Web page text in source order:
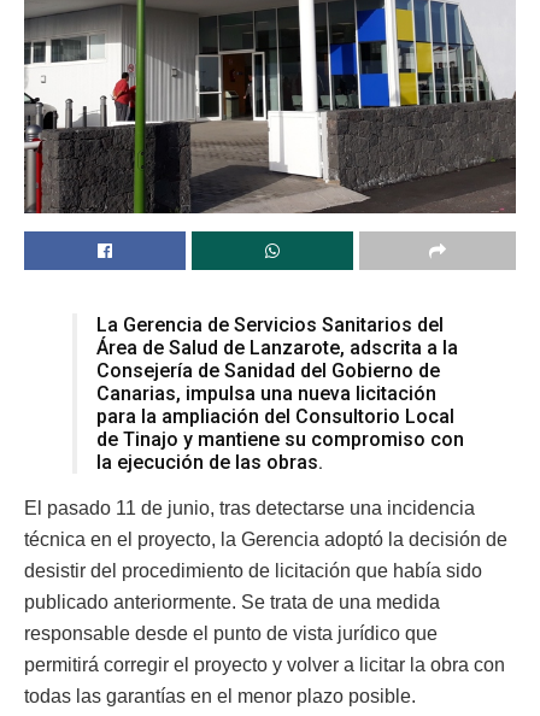
La Gerencia de Servicios Sanitarios del
Área de Salud de Lanzarote, adscrita a la
Consejería de Sanidad del Gobierno de
Canarias, impulsa una nueva licitación
para la ampliación del Consultorio Local
de Tinajo y mantiene su compromiso con
la ejecución de las obras.
El pasado 11 de junio, tras detectarse una incidencia
técnica en el proyecto, la Gerencia adoptó la decisión de
desistir del procedimiento de licitación que había sido
publicado anteriormente. Se trata de una medida
responsable desde el punto de vista jurídico que
permitirá corregir el proyecto y volver a licitar la obra con
todas las garantías en el menor plazo posible.